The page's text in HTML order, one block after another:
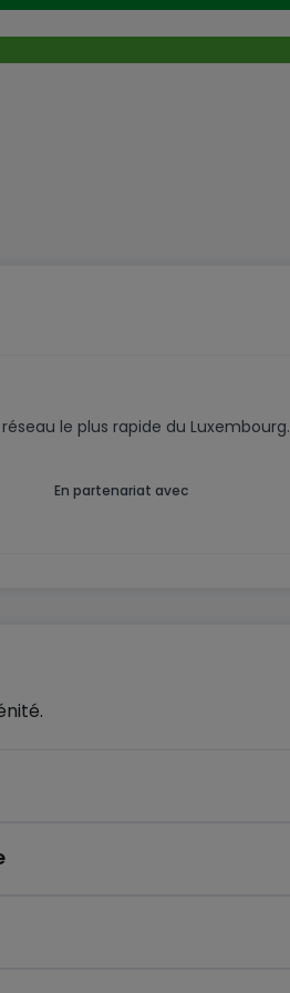
le plus rapide du Luxembourg.
En partenariat avec